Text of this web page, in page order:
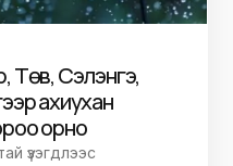
Төв, Сэлэнгэ,
ахиухан
орно
үзэгдлээс